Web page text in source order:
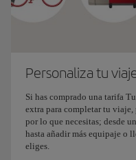
Personaliza tu
Si has comprado una tarifa
extra para completar tu viaje,
por lo que necesitas; desde
hasta añadir más equipaje o
eliges.